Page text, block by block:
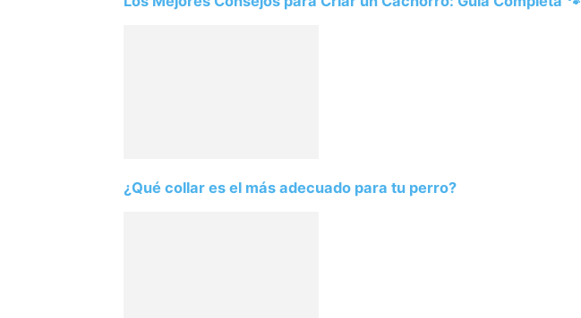
¿Qué collar es el más adecuado para tu perro?